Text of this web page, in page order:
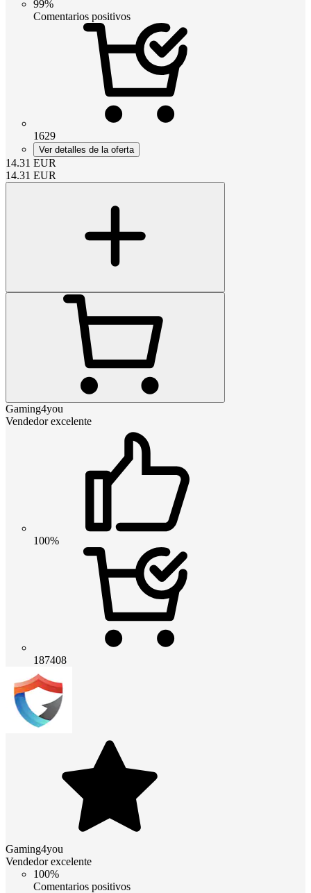
99%
Comentarios positivos
1629
Ver detalles de la oferta
14.31 EUR
14.31 EUR
Gaming4you
Vendedor excelente
100%
187408
Gaming4you
Vendedor excelente
100%
Comentarios positivos